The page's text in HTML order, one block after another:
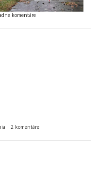
komentáre
| 2 komentáre